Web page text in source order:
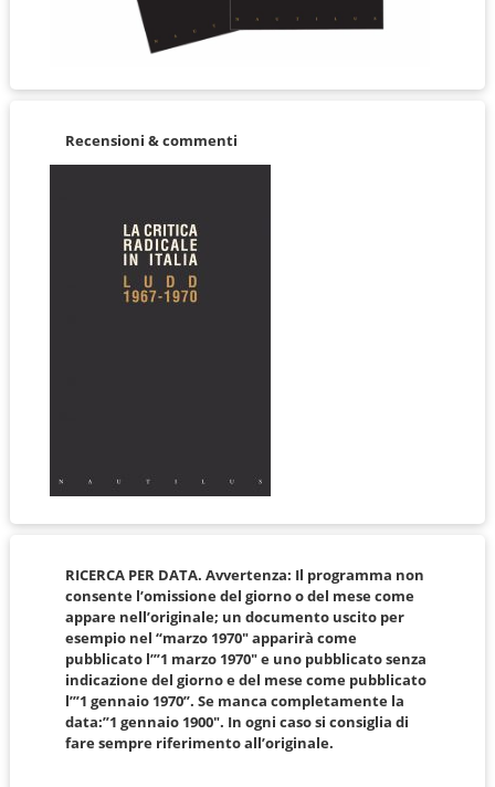
Recensioni & commenti
RICERCA PER DATA. Avvertenza: Il programma non
consente l’omissione del giorno o del mese come
appare nell’originale; un documento uscito per
esempio nel “marzo 1970″ apparirà come
pubblicato l’”1 marzo 1970″ e uno pubblicato senza
indicazione del giorno e del mese come pubblicato
l’”1 gennaio 1970”. Se manca completamente la
data:”1 gennaio 1900″. In ogni caso si consiglia di
fare sempre riferimento all’originale.